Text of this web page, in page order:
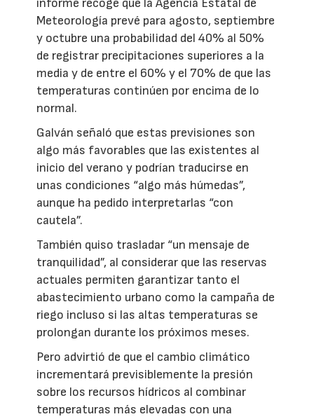
informe recoge que la Agencia Estatal de
Meteorología prevé para agosto, septiembre
y octubre una probabilidad del 40% al 50%
de registrar precipitaciones superiores a la
media y de entre el 60% y el 70% de que las
temperaturas continúen por encima de lo
normal.
Galván señaló que estas previsiones son
algo más favorables que las existentes al
inicio del verano y podrían traducirse en
unas condiciones “algo más húmedas”,
aunque ha pedido interpretarlas “con
cautela”.
También quiso trasladar “un mensaje de
tranquilidad”, al considerar que las reservas
actuales permiten garantizar tanto el
abastecimiento urbano como la campaña de
riego incluso si las altas temperaturas se
prolongan durante los próximos meses.
Pero advirtió de que el cambio climático
incrementará previsiblemente la presión
sobre los recursos hídricos al combinar
temperaturas más elevadas con una